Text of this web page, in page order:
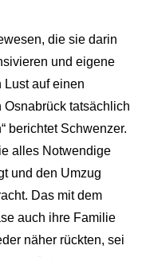
die sie darin
und eigene
Lust auf einen
tatsächlich
berichtet Schwenzer.
alles Notwendige
und den Umzug
Das mit dem
auch ihre Familie
näher rückten, sei